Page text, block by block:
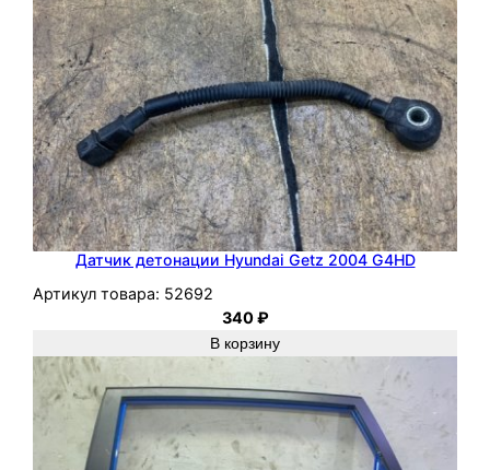
Датчик детонации Hyundai Getz 2004 G4HD
Артикул товара: 52692
340₽
В корзину